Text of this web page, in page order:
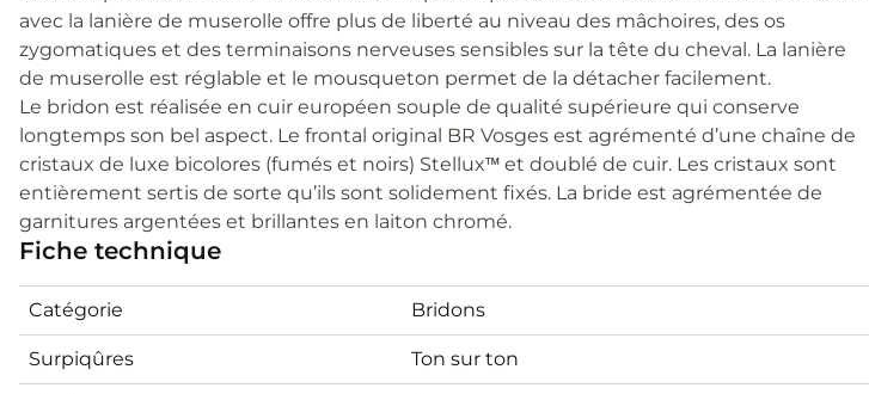
avec la lanière de muserolle offre plus de liberté au niveau des mâchoires, des os
zygomatiques et des terminaisons nerveuses sensibles sur la tête du cheval. La lanière
de muserolle est réglable et le mousqueton permet de la détacher facilement.
Le bridon est réalisée en cuir européen souple de qualité supérieure qui conserve
longtemps son bel aspect. Le frontal original BR Vosges est agrémenté d’une chaîne de
cristaux de luxe bicolores (fumés et noirs) Stellux™ et doublé de cuir. Les cristaux sont
entièrement sertis de sorte qu’ils sont solidement fixés. La bride est agrémentée de
garnitures argentées et brillantes en laiton chromé.
Fiche technique
Catégorie Bridons
Surpiqûres Ton sur ton